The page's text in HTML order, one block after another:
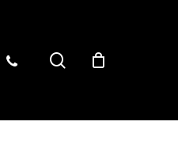
phone search